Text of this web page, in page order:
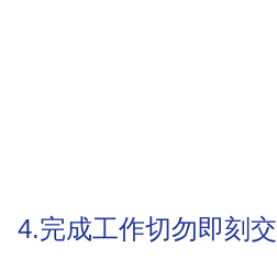
4.完成工作切勿即刻交